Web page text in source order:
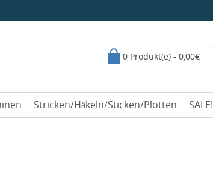
0 Produkt(e) - 0,00€
Stricken/Häkeln/Sticken/Plotten SALE!